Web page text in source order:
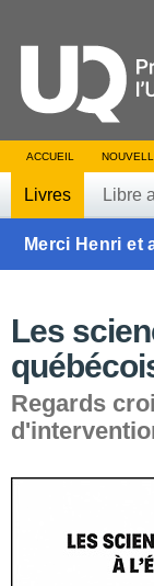
ACCUEIL
Livres Libre
Merci Henri et
Les
Regards